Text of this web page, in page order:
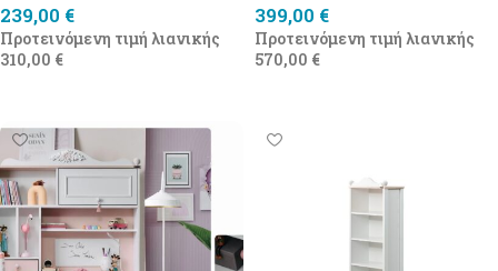
239,00 €
Προτεινόμενη τιμή λιανικής
310,00 €
399,00 €
Προτεινόμενη τιμή λιανικής
570,00 €